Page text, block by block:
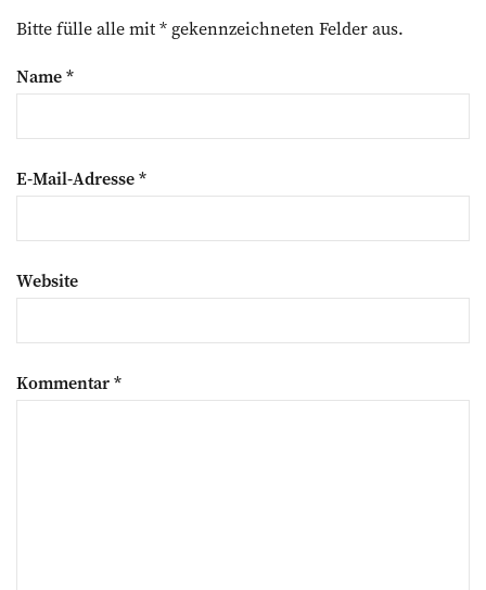
Bitte fülle alle mit * gekennzeichneten Felder aus.
Name*
E-Mail-Adresse*
Website
Kommentar*